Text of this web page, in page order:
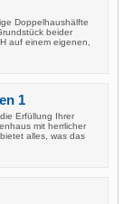
Doppelhaushälfte
beider
auf einem eigenen,
1
Erfüllung Ihrer
mit herrlicher
alles, was das